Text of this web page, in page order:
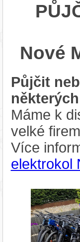
Nové
Půjčit
Máme k
velké
Více
elektrokol